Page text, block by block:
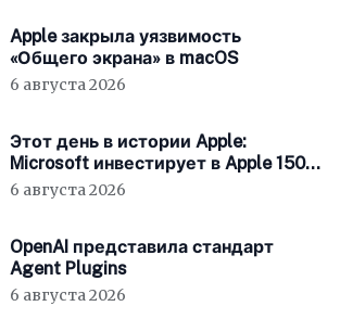
Apple закрыла уязвимость
«Общего экрана» в macOS
6 августа 2026
Этот день в истории Apple:
Microsoft инвестирует в Apple 150
миллионов долларов
6 августа 2026
OpenAI представила стандарт
Agent Plugins
6 августа 2026